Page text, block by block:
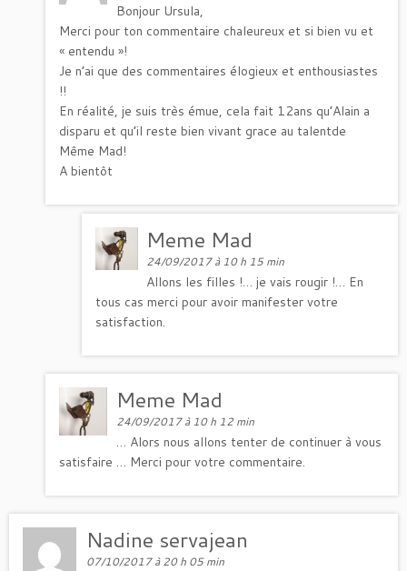
Bonjour Ursula,
Merci pour ton commentaire chaleureux et si bien vu et
« entendu »!
Je n’ai que des commentaires élogieux et enthousiastes
!!
En réalité, je suis très émue, cela fait 12ans qu’Alain a
disparu et qu’il reste bien vivant grace au talentde
Même Mad!
A bientôt
Meme Mad
24/09/2017 à 10 h 15 min
Allons les filles !… je vais rougir !… En
tous cas merci pour avoir manifester votre
satisfaction.
Meme Mad
24/09/2017 à 10 h 12 min
… Alors nous allons tenter de continuer à vous
satisfaire … Merci pour votre commentaire.
Nadine servajean
07/10/2017 à 20 h 05 min